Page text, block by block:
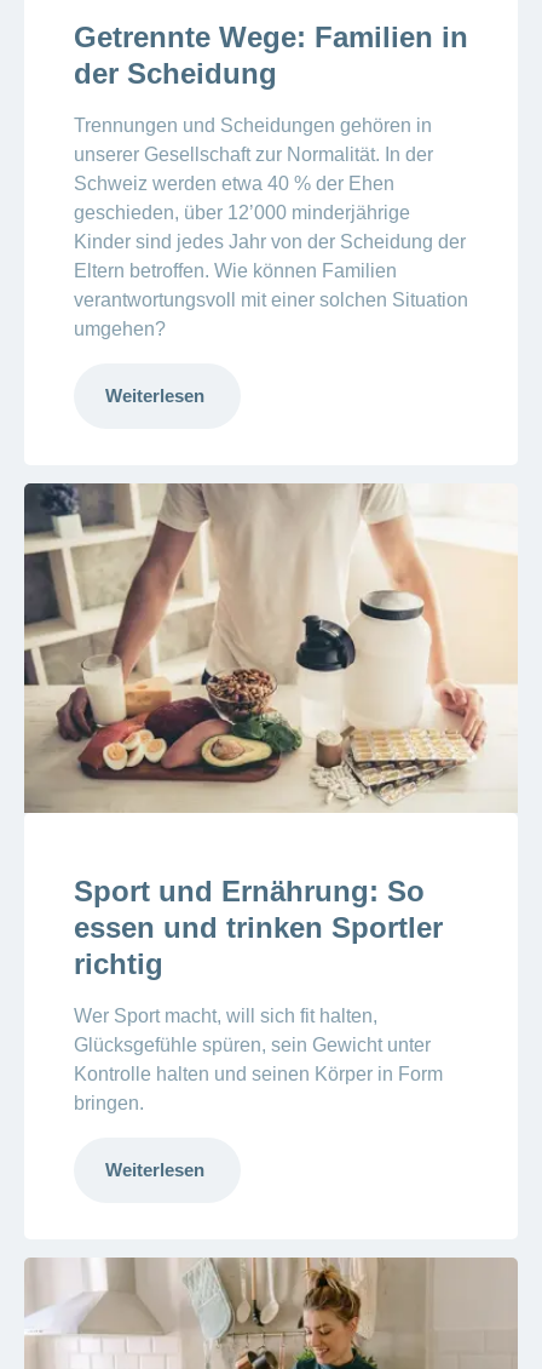
Getrennte Wege: Familien in
der Scheidung
Trennungen und Scheidungen gehören in
unserer Gesellschaft zur Normalität. In der
Schweiz werden etwa 40 % der Ehen
geschieden, über 12ʼ000 minderjährige
Kinder sind jedes Jahr von der Scheidung der
Eltern betroffen. Wie können Familien
verantwortungsvoll mit einer solchen Situation
umgehen?
Weiterlesen
Sport und Ernährung: So
essen und trinken Sportler
richtig
Wer Sport macht, will sich fit halten,
Glücksgefühle spüren, sein Gewicht unter
Kontrolle halten und seinen Körper in Form
bringen.
Weiterlesen